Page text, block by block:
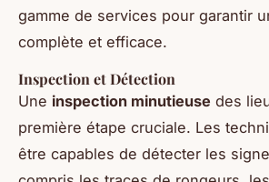
gamme de services pour garantir
complète et efficace.
Inspection et Détection
Une inspection minutieuse des
première étape cruciale. Les
être capables de détecter les